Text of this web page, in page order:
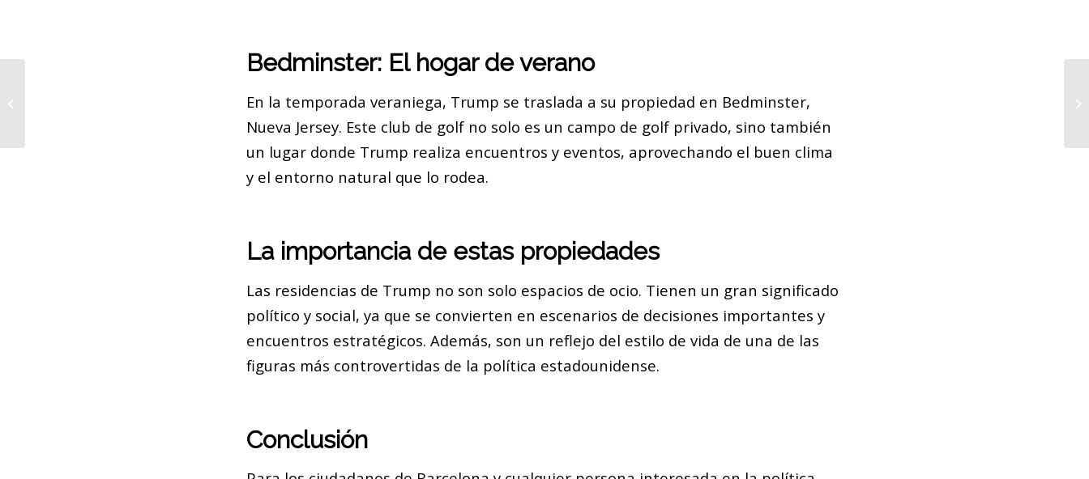
Bedminster: El hogar de verano
En la temporada veraniega, Trump se traslada a su propiedad en Bedminster,
Nueva Jersey. Este club de golf no solo es un campo de golf privado, sino también
un lugar donde Trump realiza encuentros y eventos, aprovechando el buen clima
y el entorno natural que lo rodea.
La importancia de estas propiedades
Las residencias de Trump no son solo espacios de ocio. Tienen un gran significado
político y social, ya que se convierten en escenarios de decisiones importantes y
encuentros estratégicos. Además, son un reflejo del estilo de vida de una de las
figuras más controvertidas de la política estadounidense.
Conclusión